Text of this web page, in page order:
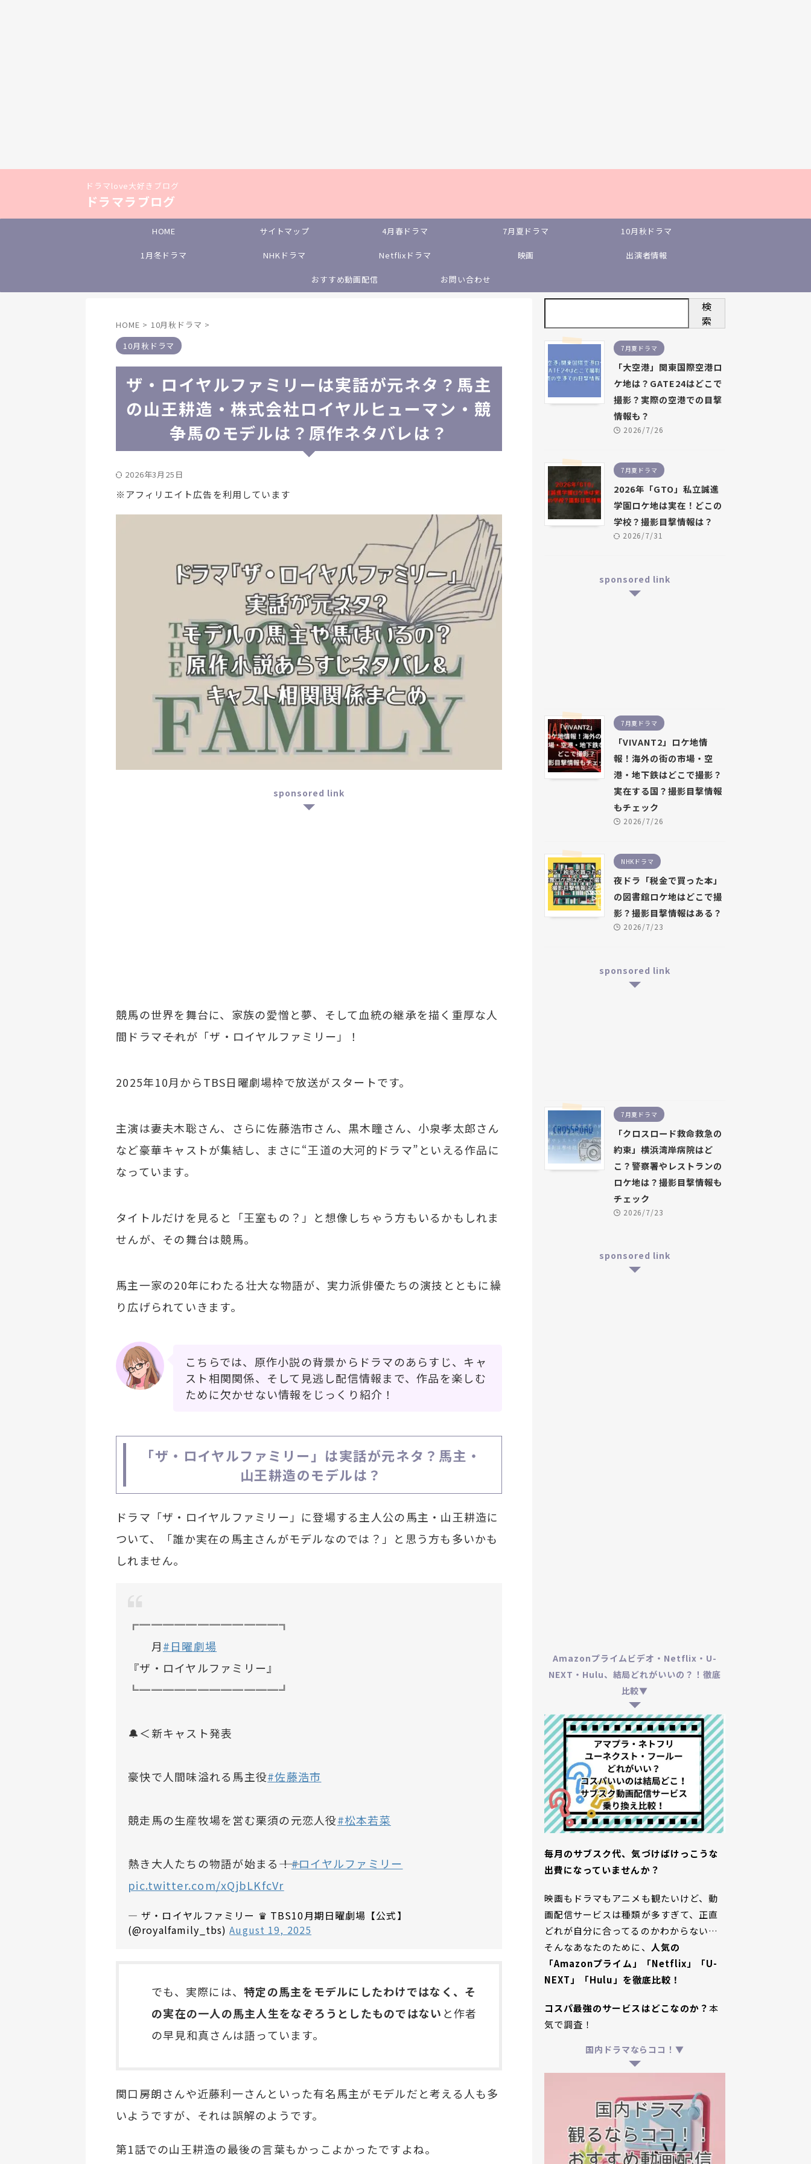
ドラマlove大好きブログ
ドラマラブログ
HOME サイトマップ 4月春ドラマ 7月夏ドラマ 10月秋ドラマ
1月冬ドラマ NHKドラマ Netflixドラマ 映画 出演者情報
おすすめ動画配信 お問い合わせ
HOME > 10月秋ドラマ >
10月秋ドラマ
ザ・ロイヤルファミリーは実話が元ネタ？馬主
の山王耕造・株式会社ロイヤルヒューマン・競
争馬のモデルは？原作ネタバレは？
2026年3月25日
※アフィリエイト広告を利用しています
sponsored link
競馬の世界を舞台に、家族の愛憎と夢、そして血統の継承を描く重厚な人
間ドラマ――それが「ザ・ロイヤルファミリー」！
2025年10月からTBS日曜劇場枠で放送がスタートです。
主演は妻夫木聡さん、さらに佐藤浩市さん、黒木瞳さん、小泉孝太郎さん
など豪華キャストが集結し、まさに“王道の大河的ドラマ”といえる作品に
なっています。
タイトルだけを見ると「王室もの？」と想像しちゃう方もいるかもしれま
せんが、その舞台は競馬。
馬主一家の20年にわたる壮大な物語が、実力派俳優たちの演技とともに繰
り広げられていきます。
こちらでは、原作小説の背景からドラマのあらすじ、キャ
スト相関関係、そして見逃し配信情報まで、作品を楽しむ
ために欠かせない情報をじっくり紹介！
「ザ・ロイヤルファミリー」は実話が元ネタ？馬主・
山王耕造のモデルは？
ドラマ「ザ・ロイヤルファミリー」に登場する主人公の馬主・山王耕造に
ついて、「誰か実在の馬主さんがモデルなのでは？」と思う方も多いかも
しれません。
╔════════════╗
月#日曜劇場
『ザ・ロイヤルファミリー』
╚════════════╝
🔔＜新キャスト発表
豪快で人間味溢れる馬主役#佐藤浩市
競走馬の生産牧場を営む栗須の元恋人役#松本若菜
熱き大人たちの物語が始まる――！#ロイヤルファミリー
pic.twitter.com/xQjbLKfcVr
— ザ・ロイヤルファミリー ♛ TBS10月期日曜劇場【公式】
(@royalfamily_tbs)August 19, 2025
でも、実際には、特定の馬主をモデルにしたわけではなく、そ
の実在の一人の馬主人生をなぞろうとしたものではない と作者
の早見和真さんは語っています。
関口房朗さんや近藤利一さんといった有名馬主がモデルだと考える人も多
いようですが、それは誤解のようです。
第1話での山王耕造の最後の言葉もかっこよかったですよね。
検
索
7月夏ドラマ
「大空港」関東国際空港ロ
ケ地は？GATE24はどこで
撮影？実際の空港での目撃
情報も？
2026/7/26
7月夏ドラマ
2026年「GTO」私立誠進
学園ロケ地は実在！どこの
学校？撮影目撃情報は？
2026/7/31
sponsored link
7月夏ドラマ
「VIVANT2」ロケ地情
報！海外の街の市場・空
港・地下鉄はどこで撮影？
実在する国？撮影目撃情報
もチェック
2026/7/26
NHKドラマ
夜ドラ「税金で買った本」
の図書館ロケ地はどこで撮
影？撮影目撃情報はある？
2026/7/23
sponsored link
7月夏ドラマ
「クロスロード救命救急の
約束」横浜湾岸病院はど
こ？警察署やレストランの
ロケ地は？撮影目撃情報も
チェック
2026/7/23
sponsored link
Amazonプライムビデオ・Netflix・U-
NEXT・Hulu、結局どれがいいの？！徹底
比較▼
毎月のサブスク代、気づけばけっこうな
出費になっていませんか？
映画もドラマもアニメも観たいけど、動
画配信サービスは種類が多すぎて、正直
どれが自分に合ってるのかわからない…
そんなあなたのために、 人気の
「Amazonプライム」「Netflix」「U-
NEXT」「Hulu」を徹底比較！
コスパ最強のサービスはどこなのか？本
気で調査！
国内ドラマならココ！▼